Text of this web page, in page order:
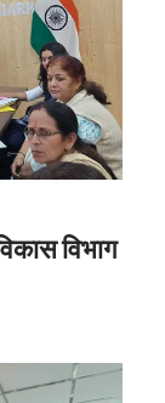
विभाग